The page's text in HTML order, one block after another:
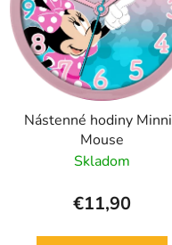
Nástenné hodiny
Mouse
Skladom
€11,90